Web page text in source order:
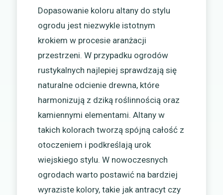
Dopasowanie koloru altany do stylu
ogrodu jest niezwykle istotnym
krokiem w procesie aranżacji
przestrzeni. W przypadku ogrodów
rustykalnych najlepiej sprawdzają się
naturalne odcienie drewna, które
harmonizują z dziką roślinnością oraz
kamiennymi elementami. Altany w
takich kolorach tworzą spójną całość z
otoczeniem i podkreślają urok
wiejskiego stylu. W nowoczesnych
ogrodach warto postawić na bardziej
wyraziste kolory, takie jak antracyt czy